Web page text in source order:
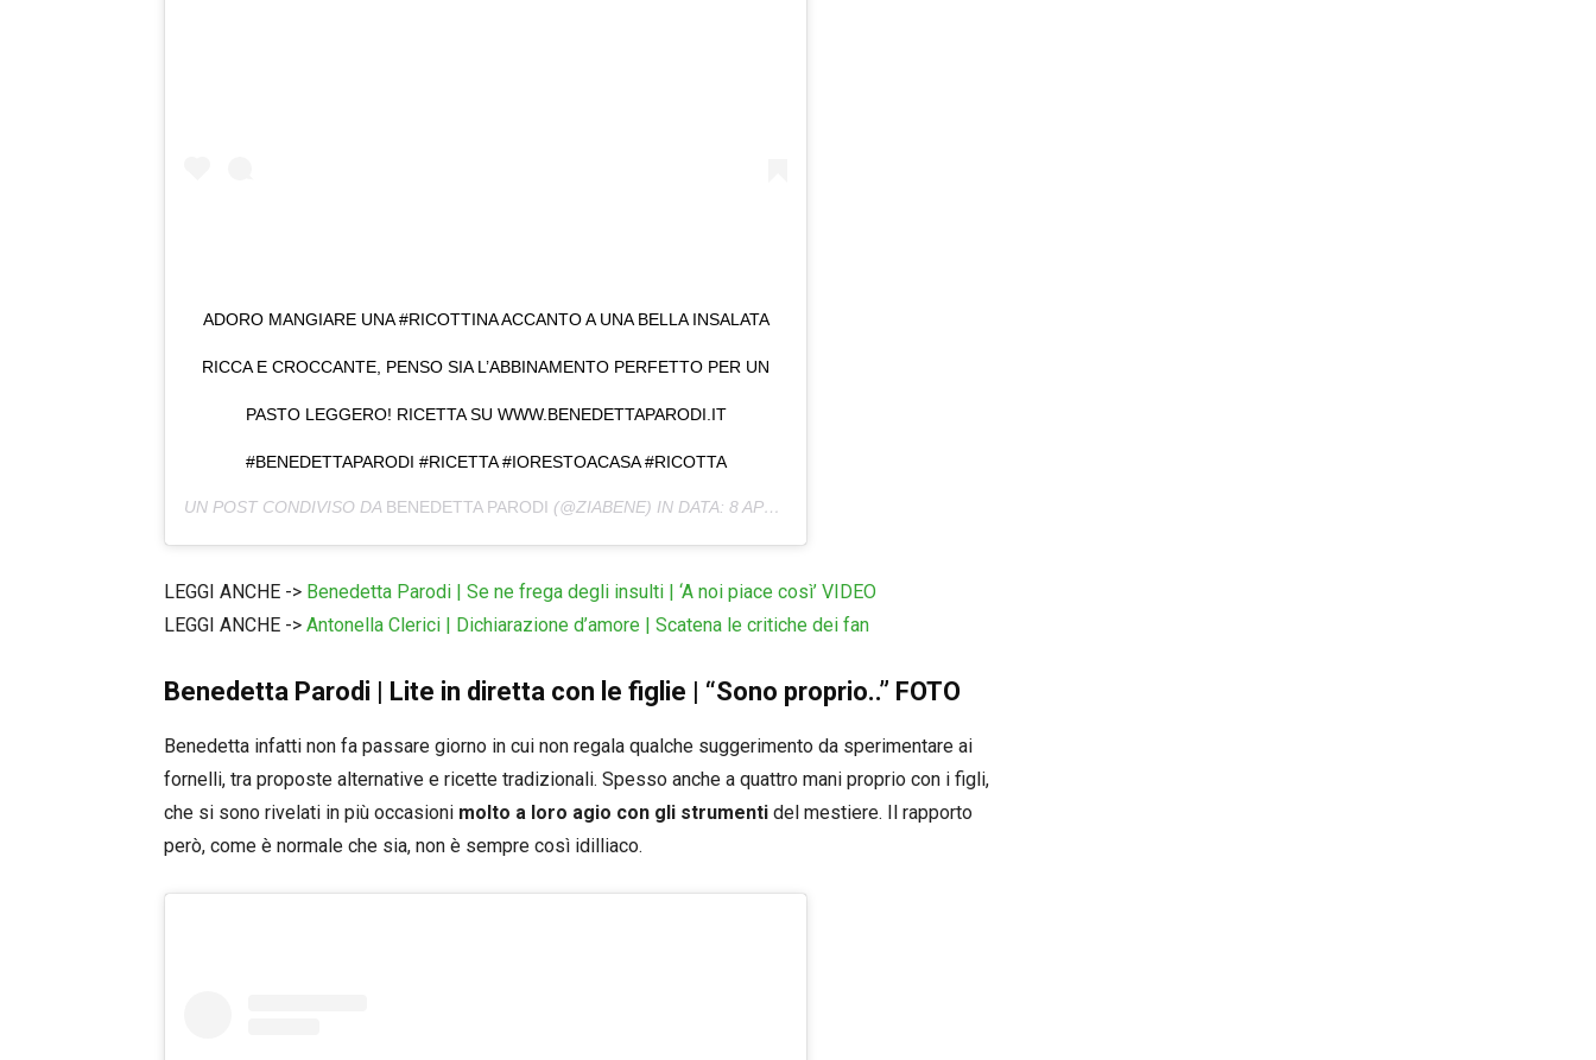
ADORO MANGIARE UNA #RICOTTINA ACCANTO A UNA BELLA INSALATA
RICCA E CROCCANTE, PENSO SIA L’ABBINAMENTO PERFETTO PER UN
PASTO LEGGERO! RICETTA SU WWW.BENEDETTAPARODI.IT
#BENEDETTAPARODI #RICETTA #IORESTOACASA #RICOTTA
UN POST CONDIVISO DA BENEDETTA PARODI (@ZIABENE) IN DATA: 8 APR 2020 ALLE ORE 10:03 PDT
LEGGI ANCHE -> Benedetta Parodi | Se ne frega degli insulti | ‘A noi piace così’ VIDEO
LEGGI ANCHE -> Antonella Clerici | Dichiarazione d’amore | Scatena le critiche dei fan
Benedetta Parodi | Lite in diretta con le figlie | “Sono proprio..” FOTO
Benedetta infatti non fa passare giorno in cui non regala qualche suggerimento da sperimentare ai
fornelli, tra proposte alternative e ricette tradizionali. Spesso anche a quattro mani proprio con i figli,
che si sono rivelati in più occasioni molto a loro agio con gli strumenti del mestiere. Il rapporto
però, come è normale che sia, non è sempre così idilliaco.